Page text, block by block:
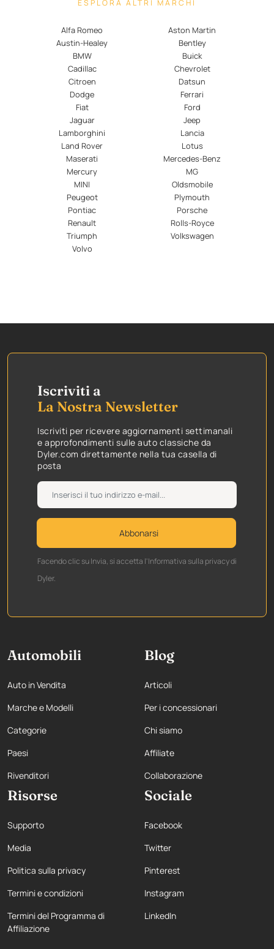
ESPLORA ALTRI MARCHI
Alfa Romeo
Aston Martin
Austin-Healey
Bentley
BMW
Buick
Cadillac
Chevrolet
Citroen
Datsun
Dodge
Ferrari
Fiat
Ford
Jaguar
Jeep
Lamborghini
Lancia
Land Rover
Lotus
Maserati
Mercedes-Benz
Mercury
MG
MINI
Oldsmobile
Peugeot
Plymouth
Pontiac
Porsche
Renault
Rolls-Royce
Triumph
Volkswagen
Volvo
Iscriviti a
La Nostra Newsletter
Iscriviti per ricevere aggiornamenti settimanali
e approfondimenti sulle auto classiche da
Dyler.com direttamente nella tua casella di
posta
Abbonarsi
Facendo clic su Invia, si accetta l'Informativa sulla privacy di
Dyler.
Automobili
Auto in Vendita
Marche e Modelli
Categorie
Paesi
Rivenditori
Blog
Articoli
Per i concessionari
Chi siamo
Affiliate
Collaborazione
Risorse
Supporto
Media
Politica sulla privacy
Termini e condizioni
Termini del Programma di
Affiliazione
Sociale
Facebook
Twitter
Pinterest
Instagram
LinkedIn